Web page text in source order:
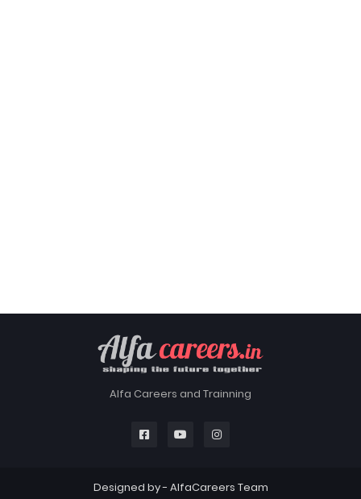
Alfa Careers and Trainning
Designed by - AlfaCareers Team